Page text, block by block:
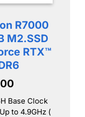
R7000
M2.SSD
RTX™
Base Clock
to 4.9GHz (